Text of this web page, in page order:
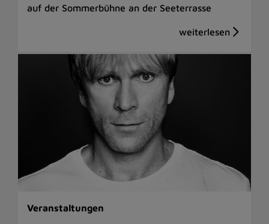
auf der Sommerbühne an der Seeterrasse
Veranstaltungen